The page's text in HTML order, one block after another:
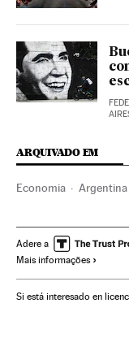
ARQUIVADO EM
Economia Argentina
Coronavirus Covid-19
Crisis económica
América
Adere a
Mais informações
Si está interesado en